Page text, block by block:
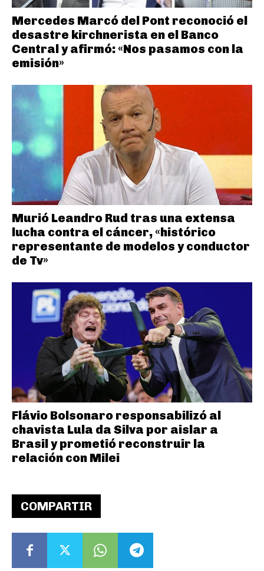
COMPARTIR
Mercedes Marcó del Pont reconoció el
desastre kirchnerista en el Banco
Central y afirmó: «Nos pasamos con la
emisión»
Murió Leandro Rud tras una extensa
lucha contra el cáncer, «histórico
representante de modelos y conductor
de Tv»
Flávio Bolsonaro responsabilizó al
chavista Lula da Silva por aislar a
Brasil y prometió reconstruir la
relación con Milei